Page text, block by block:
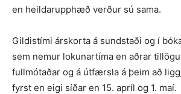
en heildarupphæð verður sú sama.
Gildistími árskorta á sundstaði og í
sem nemur lokunartíma en aðrar
fullmótaðar og á útfærsla á þeim að
fyrst en eigi síðar en 15. apríl og 1. maí.